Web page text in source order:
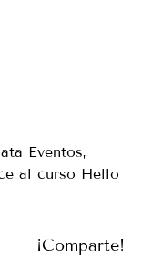
Eventos,
al curso Hello
¡Comparte!